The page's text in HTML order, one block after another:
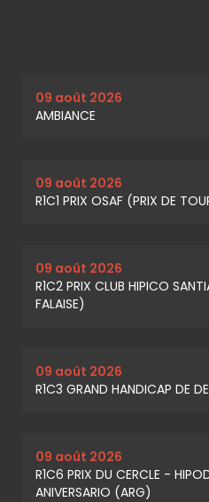
09 août 2026
AMBIANCE
09 août 2026
R1C1 PRIX OSAF (PRIX DE
09 août 2026
R1C2 PRIX CLUB HIPICO
FALAISE)
09 août 2026
R1C3 GRAND HANDICAP DE
09 août 2026
R1C6 PRIX DU CERCLE -
ANIVERSARIO (ARG)